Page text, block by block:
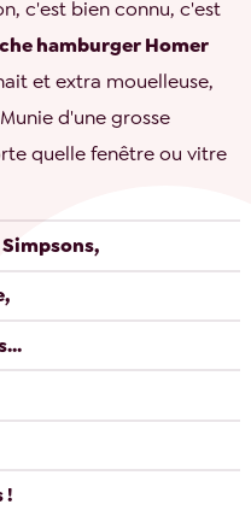
c'est bien connu, c'est
hamburger Homer
et extra mouelleuse,
d'une grosse
quelle fenêtre ou vitre
!